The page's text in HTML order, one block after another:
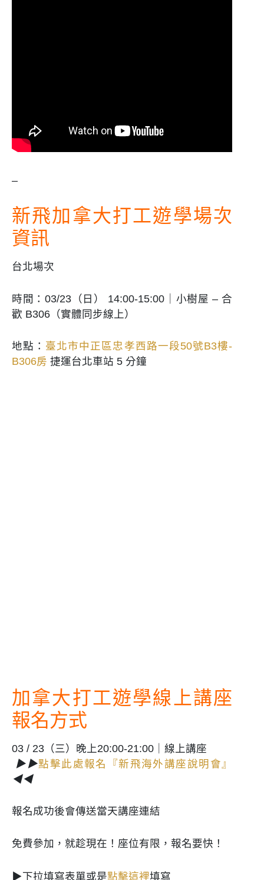
–
新飛加拿大打工遊學場次
資訊
台北場次
時間：03/23（日） 14:00-15:00｜小樹屋 – 合
歡 B306（實體同步線上）
地點： 臺北市中正區忠孝西路一段50號B3樓-
B306房 捷運台北車站 5 分鐘
加拿大打工遊學線上講座
報名方式
03 / 23（三）晚上20:00-21:00｜線上講座
▶▶點擊此處報名『新飛海外講座說明會』
◀◀
報名成功後會傳送當天講座連結
免費參加，就趁現在！座位有限，報名要快！
▶下拉填寫表單或是點擊這裡填寫